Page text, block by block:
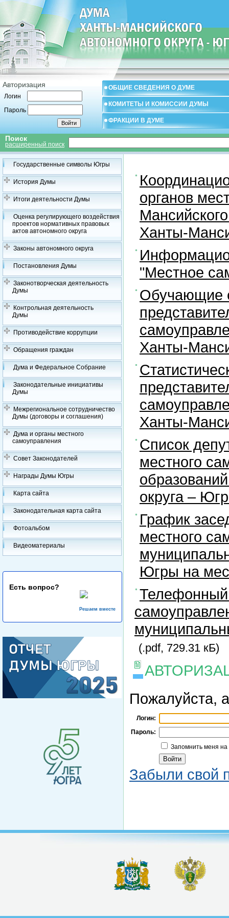
Авторизация
Логин
Пароль
ОБЩИЕ СВЕДЕНИЯ О ДУМЕ
КОМИТЕТЫ И КОМИССИИ ДУМЫ
ФРАКЦИИ В ДУМЕ
Поиск
расширенный поиск
Государственные символы Югры
История Думы
Итоги деятельности Думы
Оценка регулирующего воздействия
проектов нормативных правовых
актов автономного округа
Законы автономного округа
Постановления Думы
Законотворческая деятельность
Думы
Контрольная деятельность
Думы
Противодействие коррупции
Обращения граждан
Дума и Федеральное Собрание
Законодательные инициативы
Думы
Межрегиональное сотрудничество
Думы (договоры и соглашения)
Дума и органы местного
самоуправления
Совет Законодателей
Награды Думы Югры
Карта сайта
Законодательная карта сайта
Фотоальбом
Видеоматериалы
Есть вопрос?
Решаем вместе
органов
Ханты-
"Местное
Обучающие
Ханты-
Ханты-
Список
местного
округа –
График
местного
Югры на
Телефонный
(.pdf, 729.31 кБ)
Пожалуйста,
Логин:
Пароль:
Запомнить меня
Забыли свой